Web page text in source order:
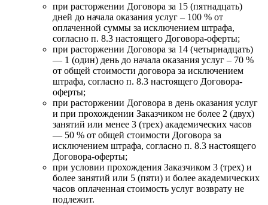
при расторжении Договора за 15 (пятнадцать)
дней до начала оказания услуг – 100 % от
оплаченной суммы за исключением штрафа,
согласно п. 8.3 настоящего Договора-оферты;
при расторжении Договора за 14 (четырнадцать)
— 1 (один) день до начала оказания услуг – 70 %
от общей стоимости договора за исключением
штрафа, согласно п. 8.3 настоящего Договора-
оферты;
при расторжении Договора в день оказания услуг
и при прохождении Заказчиком не более 2 (двух)
занятий или менее 3 (трех) академических часов
— 50 % от общей стоимости Договора за
исключением штрафа, согласно п. 8.3 настоящего
Договора-оферты;
при условии прохождения Заказчиком 3 (трех) и
более занятий или 5 (пяти) и более академических
часов оплаченная стоимость услуг возврату не
подлежит.